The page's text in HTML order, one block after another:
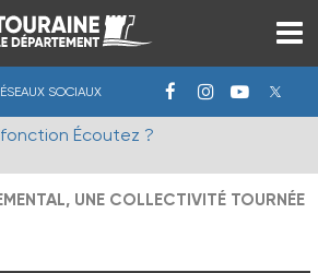
SOCIAUX
Écoutez ?
UNE COLLECTIVITÉ TOURNÉE